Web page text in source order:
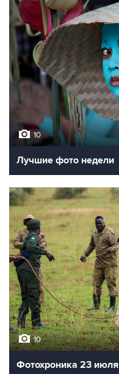
10
Лучшие фото недели
10
Фотохроника 23 июля